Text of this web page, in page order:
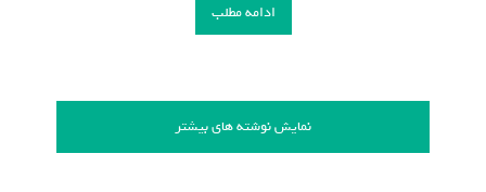
ادامه مطلب
نمایش نوشته های بیشتر